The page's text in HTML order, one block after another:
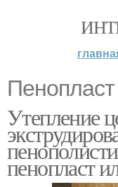
Утепление
пенопласт